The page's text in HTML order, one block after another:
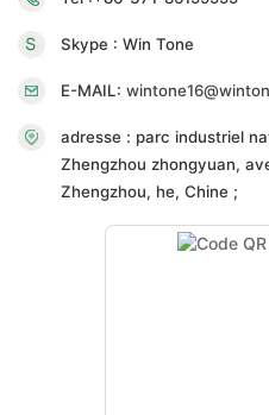
Skype : Win Tone
E-MAIL:
adresse : parc industriel
Zhengzhou zhongyuan,
Zhengzhou, he, Chine ;